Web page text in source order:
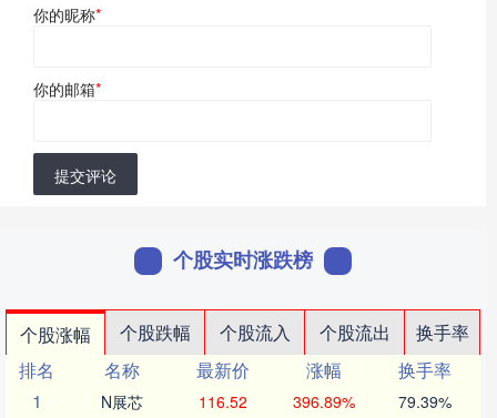
你的昵称*
你的邮箱*
提交评论
个股实时涨跌榜
个股涨幅 个股跌幅 个股流入 个股流出
换手率
排名
名称 最新价 涨幅
换手率
1
N展芯 116.52 396.89% 79.39%